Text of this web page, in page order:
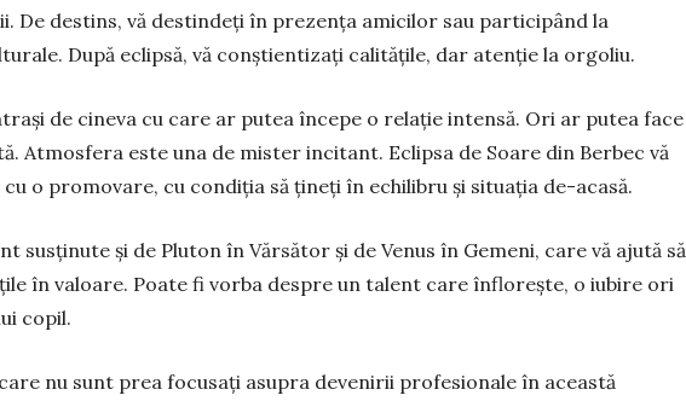
De des­­tins, vă destindeți în prezența amicilor sau parti­cipând la
După eclipsă, vă con­știentizați calitățile, dar atenție la orgoliu.
de cineva cu care ar putea începe o relație intensă. Ori ar putea face
Atmosfera este una de mister incitant. Eclipsa de Soare din Berbec vă
o promovare, cu con­diția să țineți în echilibru și situația de-acasă.
susținute și de Pluton în Vărsător și de Venus în Gemeni, care vă ajută să
în valoare. Poate fi vorba despre un talent care înflorește, o iubire ori
copil.
care nu sunt prea focu­sați asupra devenirii profesionale în aceas­tă